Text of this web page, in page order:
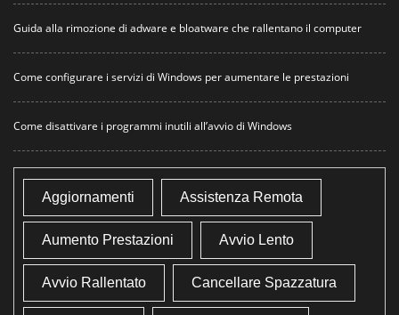
Guida alla rimozione di adware e bloatware che rallentano il computer
Come configurare i servizi di Windows per aumentare le prestazioni
Come disattivare i programmi inutili all’avvio di Windows
Aggiornamenti Assistenza Remota
Aumento Prestazioni Avvio Lento
Avvio Rallentato Cancellare Spazzatura